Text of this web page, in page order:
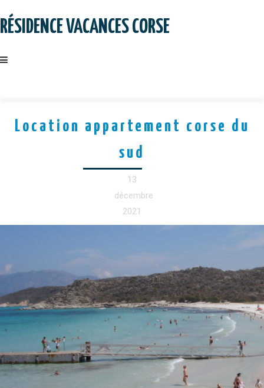
toRÉSIDENCE VACANCES CORSE
Location appartement corse du
sud
13
décembre
2021